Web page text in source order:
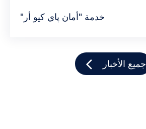
خدمة "أمان پاي كيو أر"
جميع الأخبار